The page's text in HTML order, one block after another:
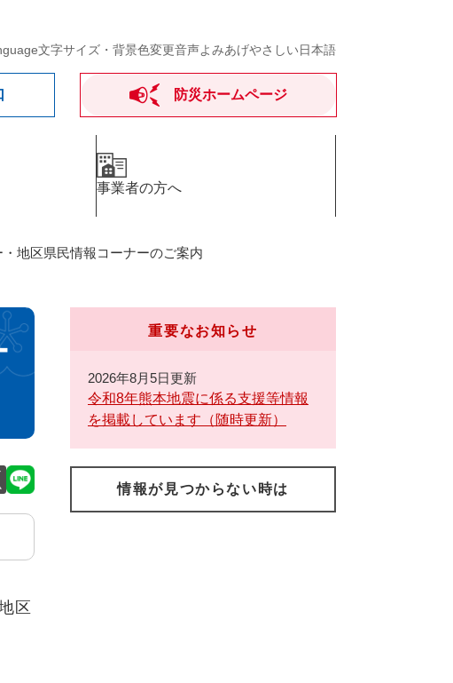
文字サイズ・背景色変更音声よみあげやさしい日本語
防災ホームページ
事業者の方へ
地区県民情報コーナーのご案内
区
重要なお知らせ
2026年8月5日更新
令和8年熊本地震に係る支援等情報
を掲載しています（随時更新）
情報が見つからない時は